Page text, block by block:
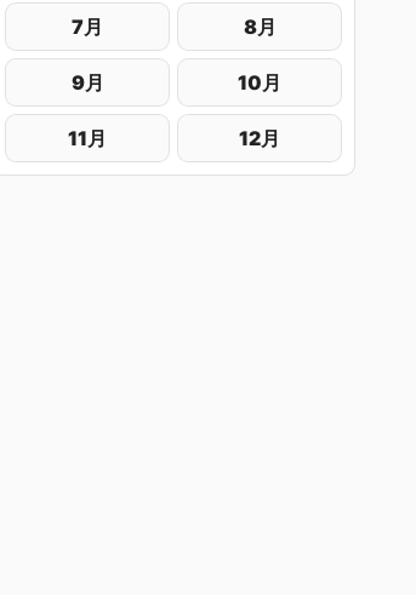
7月 8月
9月 10月
11月 12月